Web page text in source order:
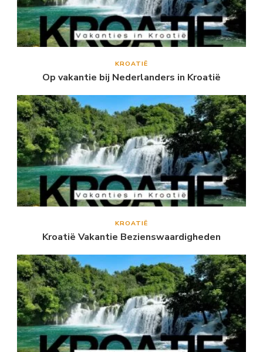
KROATIË
Op vakantie bij Nederlanders in Kroatië
KROATIË
Kroatië Vakantie Bezienswaardigheden